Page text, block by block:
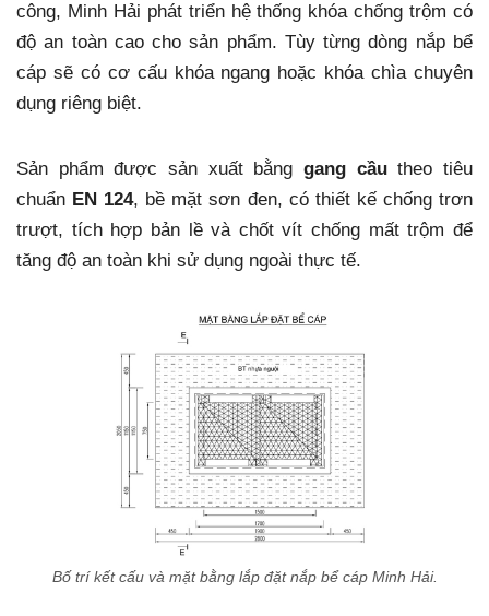
công, Minh Hải phát triển hệ thống khóa chống trộm có
độ an toàn cao cho sản phẩm. Tùy từng dòng nắp bể
cáp sẽ có cơ cấu khóa ngang hoặc khóa chìa chuyên
dụng riêng biệt.
Sản phẩm được sản xuất bằng gang cầutheo tiêu
chuẩn EN 124, bề mặt sơn đen, có thiết kế chống trơn
trượt, tích hợp bản lề và chốt vít chống mất trộm để
tăng độ an toàn khi sử dụng ngoài thực tế.
Bố trí kết cấu và mặt bằng lắp đặt nắp bể cáp Minh Hải.